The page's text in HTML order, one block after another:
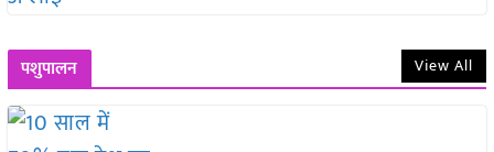
पशुपालन View All